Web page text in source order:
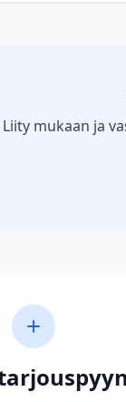
Liity mukaan ja